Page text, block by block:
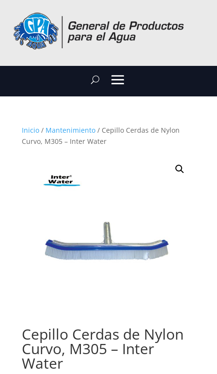
Inicio/ Mantenimiento/ Cepillo Cerdas de Nylon
Curvo, M305 – Inter Water
Cepillo Cerdas de Nylon
Curvo, M305 – Inter
Water